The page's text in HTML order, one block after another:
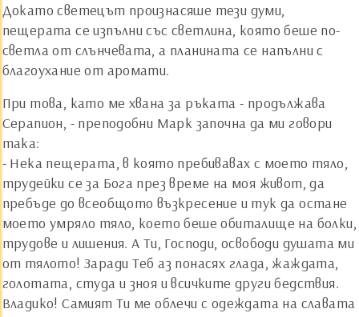
Докато светецът произнасяше тези думи,
пещерата се изпълни със светлина, която беше по-
светла от слънчевата, а планината се напълни с
благоухание от аромати.
При това, като ме хвана за ръката - продължава
Серапион, - преподобни Марк започна да ми говори
така:
- Нека пещерата, в която пребивавах с моето тяло,
трудейки се за Бога през време на моя живот, да
пребъде до всеобщото възкресение и тук да остане
моето умряло тяло, което беше обиталище на болки,
трудове и лишения. А Ти, Господи, освободи душата ми
от тялото! Заради Теб аз понасях глада, жаждата,
голотата, студа и зноя и всичките други бедствия.
Владико! Самият Ти ме облечи с одеждата на славата